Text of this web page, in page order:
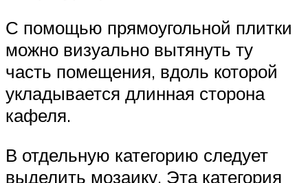
С помощью прямоугольной плитки
можно визуально вытянуть ту
часть помещения, вдоль которой
укладывается длинная сторона
кафеля.
В отдельную категорию следует
выделить мозаику. Эта категория